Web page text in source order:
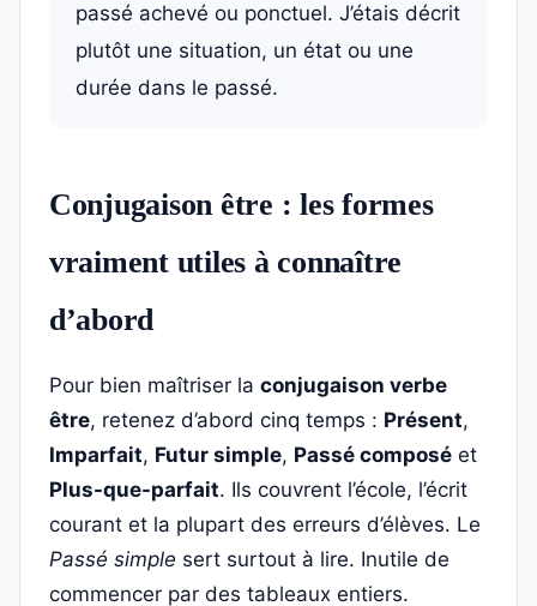
passé achevé ou ponctuel. J’étais décrit
plutôt une situation, un état ou une
durée dans le passé.
Conjugaison être : les formes
vraiment utiles à connaître
d’abord
Pour bien maîtriser la conjugaison verbe
être, retenez d’abord cinq temps : Présent,
Imparfait, Futur simple, Passé composé et
Plus-que-parfait. Ils couvrent l’école, l’écrit
courant et la plupart des erreurs d’élèves. Le
Passé simple sert surtout à lire. Inutile de
commencer par des tableaux entiers.